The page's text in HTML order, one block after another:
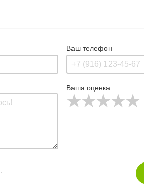
Ваш телефон
Ваша оценка